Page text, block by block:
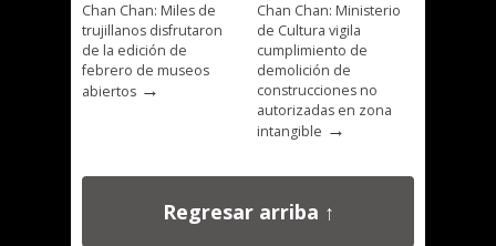
Chan Chan: Miles de
trujillanos disfrutaron
de la edición de
febrero de museos
abiertos →
Chan Chan: Ministerio
de Cultura vigila
cumplimiento de
demolición de
construcciones no
autorizadas en zona
intangible →
Regresar arriba ↑